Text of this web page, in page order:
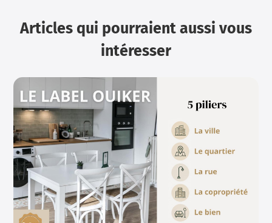
Articles qui pourraient aussi vous
intéresser